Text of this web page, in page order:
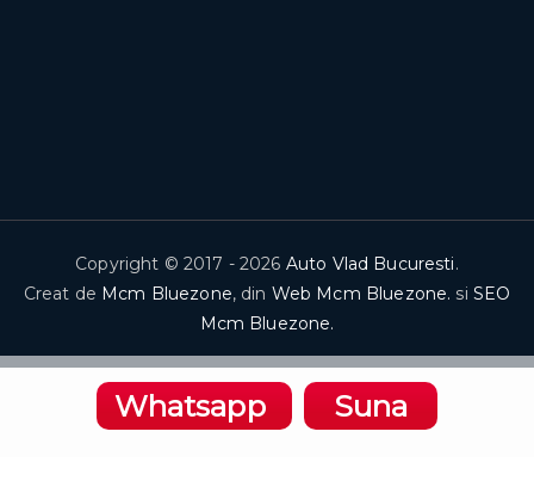
Whatsapp Suna
Copyright © 2017 - 2026 Auto Vlad Bucuresti.
Creat de Mcm Bluezone, din Web Mcm Bluezone. si SEO
Mcm Bluezone.